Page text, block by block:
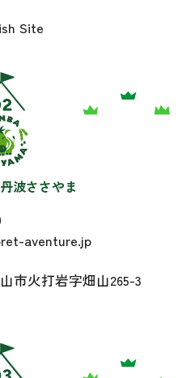
Site
波ささやま
aventure.jp
市火打岩字畑山265-3